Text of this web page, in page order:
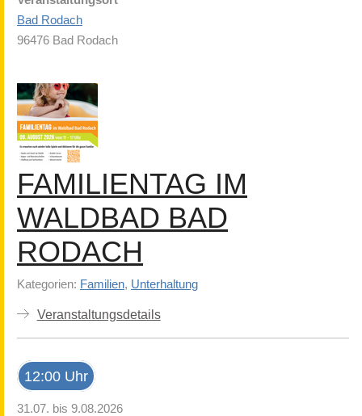
Bad Rodach
96476 Bad Rodach
FAMILIENTAG IM
WALDBAD BAD
RODACH
Kategorien: Familien, Unterhaltung
Veranstaltungsdetails
12:00 Uhr
31.07. bis 9.08.2026